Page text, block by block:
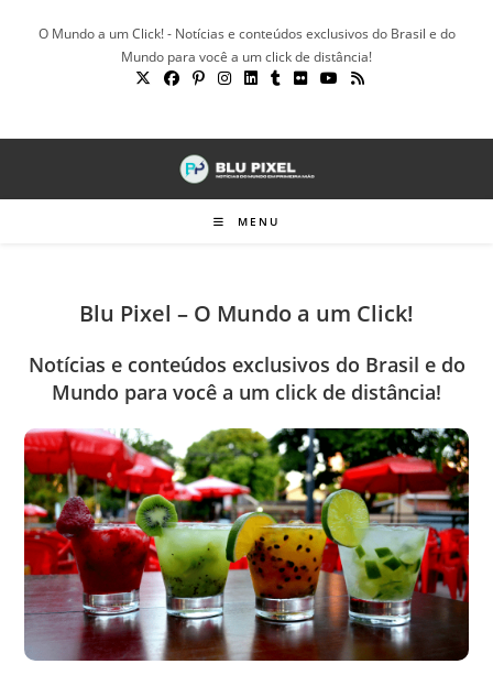
O Mundo a um Click! - Notícias e conteúdos exclusivos do Brasil e do
Mundo para você a um click de distância!
MENU
Blu Pixel – O Mundo a um Click!
Notícias e conteúdos exclusivos do Brasil e do
Mundo para você a um click de distância!